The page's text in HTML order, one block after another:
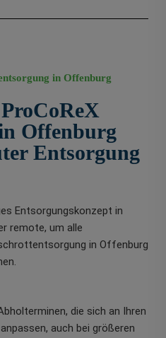
in Offenburg
Offenburg
Entsorgung
Entsorgungskonzept in
remote, um alle
in Offenburg
die sich an Ihren
auch bei größeren